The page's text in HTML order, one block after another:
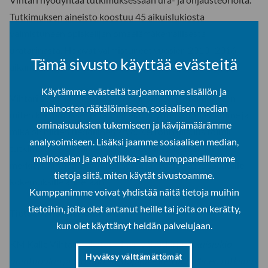
Tämä sivusto käyttää evästeitä
Käytämme evästeitä tarjoamamme sisällön ja
mainosten räätälöimiseen, sosiaalisen median
ominaisuuksien tukemiseen ja kävijämäärämme
analysoimiseen. Lisäksi jaamme sosiaalisen median,
mainosalan ja analytiikka-alan kumppaneillemme
tietoja siitä, miten käytät sivustoamme.
Kumppanimme voivat yhdistää näitä tietoja muihin
tietoihin, joita olet antanut heille tai joita on kerätty,
kun olet käyttänyt heidän palvelujaan.
Hyväksy välttämättömät
Tutkimuksen aineisto koostuu 45 aikuislukiosta
aikana ja ovat iältään 18–63 vuotiaita.
Vihtari avaa näkökulmaa kerronnalliseen tutkimukseen –
miten kertomukset ja tarinat elävät yhteiskunnassamme ja
mikä on niiden tiedollinen arvo. Kerronnallisuus toimii
tutkimuksessa välineenä, jonka avulla päästään kiinni
merkityksiin, joita koulutuksessa ja työelämässä saaduille
kokemuksille annetaan.
Tietoa väitöstilaisuudesta
KM Kalle Vihtarin akateeminen väitöskirjaAikuislukio
opintopolun ja työuran edistäjänä – kerronnallinen tutkimus